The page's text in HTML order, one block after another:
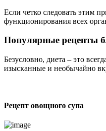
Если четко следовать этим
функционирования всех
Популярные рецепты
Безусловно, диета – это
изысканные и необычайно
Рецепт овощного супа